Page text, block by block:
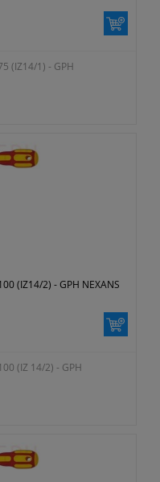
(IZ14/1) - GPH
(IZ14/2) - GPH NEXANS
(IZ 14/2) - GPH